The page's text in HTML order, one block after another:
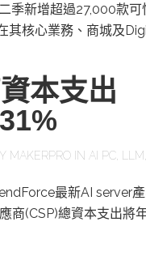
季新增超過27,000款
其核心業務、商城及
本支出
MAKERPRO IN AI PC LLM
最新AI server
商(CSP)總資本支出將